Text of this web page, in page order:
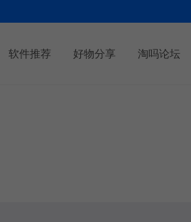
软件推荐 好物分享 淘吗论坛